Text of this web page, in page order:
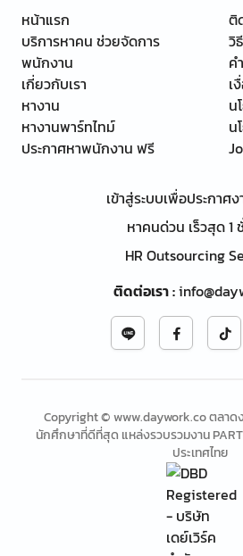
หน้าแรก
บริการหาคน ช่วยจัดการ
พนักงาน
เกี่ยวกับเรา
หางาน
หางานพาร์ทไทม์
ประกาศหาพนักงาน ฟรี
ติ
วิ
ค
เ
น
น
เข้าสู่ระบบเพื่อประกาศ
หาคนด่วน เร็วสุด 1
HR Outsourcing
ติดต่อเรา:
Copyright © www.daywork.co ตลาด
นักศึกษาที่ดีที่สุด แหล่งรวบรวมงาน
ประเทศไทย